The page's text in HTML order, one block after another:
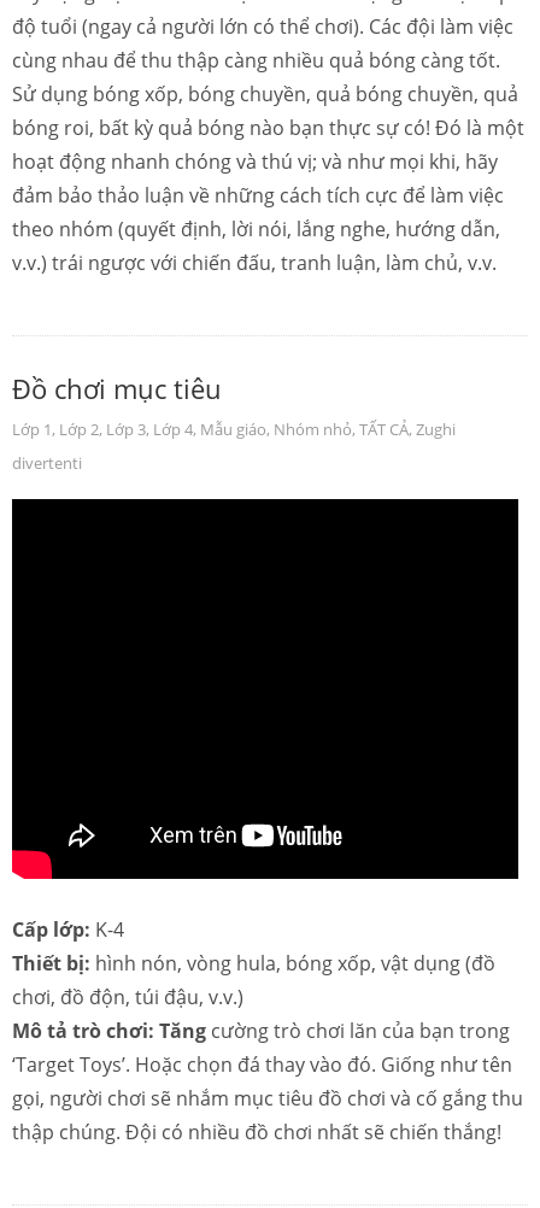
độ tuổi (ngay cả người lớn có thể chơi). Các đội làm việc
cùng nhau để thu thập càng nhiều quả bóng càng tốt.
Sử dụng bóng xốp, bóng chuyền, quả bóng chuyền, quả
bóng roi, bất kỳ quả bóng nào bạn thực sự có! Đó là một
hoạt động nhanh chóng và thú vị; và như mọi khi, hãy
đảm bảo thảo luận về những cách tích cực để làm việc
theo nhóm (quyết định, lời nói, lắng nghe, hướng dẫn,
v.v.) trái ngược với chiến đấu, tranh luận, làm chủ, v.v.
Đồ chơi mục tiêu
Lớp 1, Lớp 2, Lớp 3, Lớp 4, Mẫu giáo, Nhóm nhỏ, TẤT CẢ, Zughi
divertenti
Cấp lớp: K-4
Thiết bị: hình nón, vòng hula, bóng xốp, vật dụng (đồ
chơi, đồ độn, túi đậu, v.v.)
Mô tả trò chơi: Tăng cường trò chơi lăn của bạn trong
‘Target Toys’. Hoặc chọn đá thay vào đó. Giống như tên
gọi, người chơi sẽ nhắm mục tiêu đồ chơi và cố gắng thu
thập chúng. Đội có nhiều đồ chơi nhất sẽ chiến thắng!